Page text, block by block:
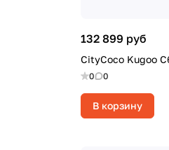
132 899 руб
CityCoco Kugoo
0 0
В корзину